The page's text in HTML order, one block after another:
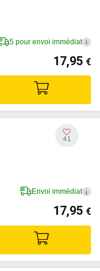
5 pour envoi immédiat i
17,95 €
41
Envoi immédiat i
17,95 €